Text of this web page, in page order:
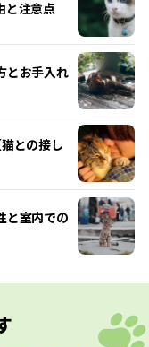
と注意点
とお手入れ
との接し
と室内での